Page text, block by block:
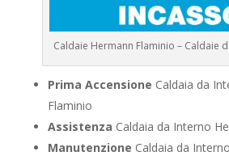
Caldaie Hermann Flaminio – Caldaie
Prima Accensione Caldaia da
Flaminio
Assistenza Caldaia da Interno
Manutenzione Caldaia da